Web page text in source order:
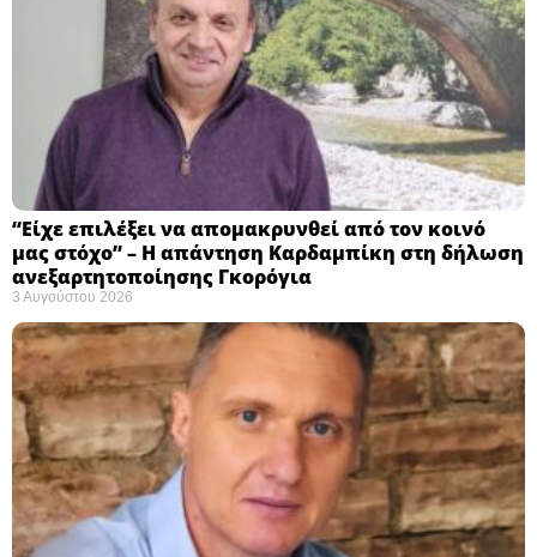
“Είχε επιλέξει να απομακρυνθεί από τον κοινό
μας στόχο” – Η απάντηση Καρδαμπίκη στη δήλωση
ανεξαρτητοποίησης Γκορόγια
3 Αυγούστου 2026